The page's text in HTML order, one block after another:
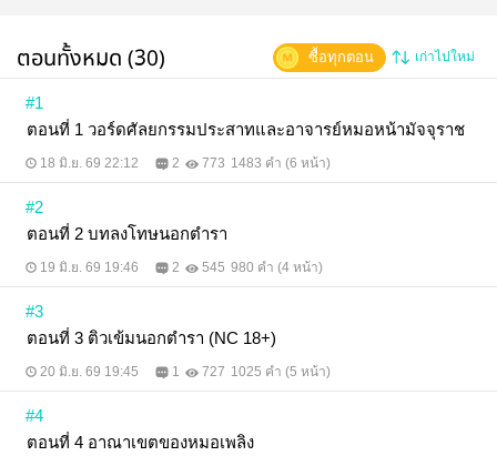
ตอนทั้งหมด (30) เก่าไปใหม่
ซื้อทุกตอน
#1
ตอนที่ 1 วอร์ดศัลยกรรมประสาทและอาจารย์หมอหน้ามัจจุราช
18 มิ.ย. 69 22:12 2 773 1483 คำ (6 หน้า)
#2
ตอนที่ 2 บทลงโทษนอกตำรา
19 มิ.ย. 69 19:46 2 545 980 คำ (4 หน้า)
#3
ตอนที่ 3 ติวเข้มนอกตำรา (NC 18+)
20 มิ.ย. 69 19:45 1 727 1025 คำ (5 หน้า)
#4
ตอนที่ 4 อาณาเขตของหมอเพลิง